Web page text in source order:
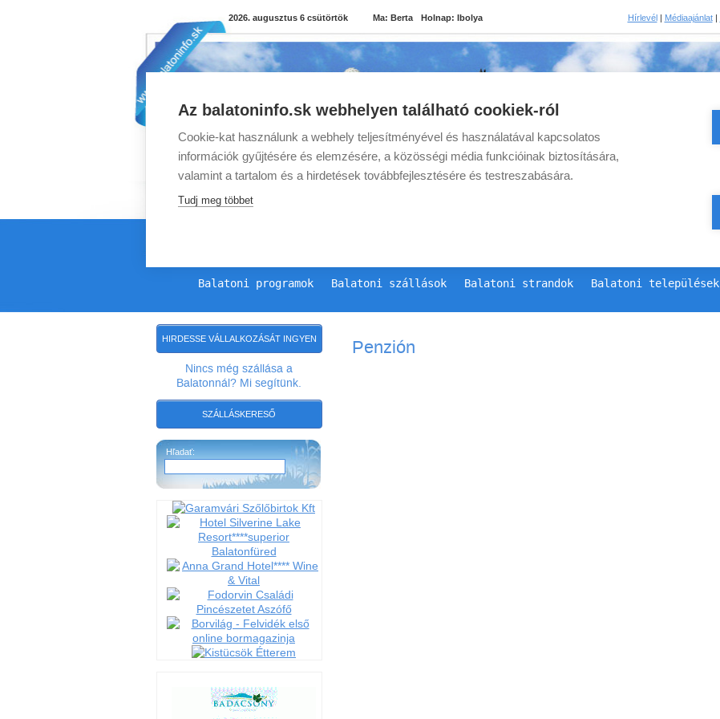
2026. augusztus 6 csütörtök Ma: Berta Holnap: Ibolya Hírlevél| Médiaajánlat|
Balatoni programok Balatoni szállások Balatoni strandok Balatoni települések
Penzión
HIRDESSE VÁLLALKOZÁSÁT INGYEN
Nincs még szállása a
Balatonnál? Mi segítünk.
SZÁLLÁSKERESŐ
Hľadať:
Az balatoninfo.sk webhelyen található cookiek-ról
Cookie-kat használunk a webhely teljesítményével és használatával kapcsolatos
információk gyűjtésére és elemzésére, a közösségi média funkcióinak biztosítására,
valamint a tartalom és a hirdetések továbbfejlesztésére és testreszabására.
Tudj meg többet